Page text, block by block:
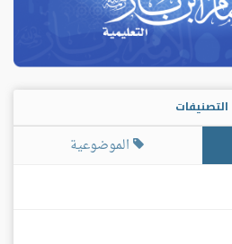
التصنيفات
الموضوعية